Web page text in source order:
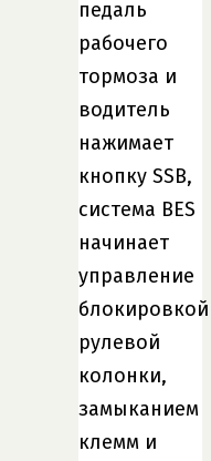
педаль
рабочего
тормоза и
водитель
нажимает
кнопку SSB,
система BES
начинает
управление
блокировкой
рулевой
колонки,
замыканием
клемм и